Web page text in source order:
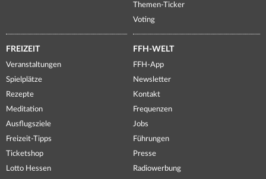
Themen-Ticker
Voting
FREIZEIT
Veranstaltungen
Spielplätze
Rezepte
Meditation
Ausflugsziele
Freizeit-Tipps
Ticketshop
Lotto Hessen
FFH-WELT
FFH-App
Newsletter
Kontakt
Frequenzen
Jobs
Führungen
Presse
Radiowerbung